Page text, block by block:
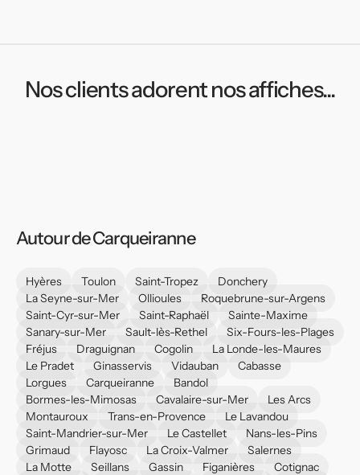
Nos clients adorent nos affiches...
Autour de Carqueiranne
Hyères Toulon Saint-Tropez
Donchery
La Seyne-sur-Mer
Ollioules
Roquebrune-sur-Argens
Saint-Cyr-sur-Mer
Saint-Raphaël
Sainte-Maxime
Sanary-sur-Mer
Sault-lès-Rethel
Six-Fours-les-Plages
Fréjus
Draguignan Cogolin
La Londe-les-Maures
Le Pradet
Ginasservis Vidauban
Cabasse
Lorgues
Carqueiranne
Bandol
Bormes-les-Mimosas
Cavalaire-sur-Mer
Les Arcs
Montauroux
Trans-en-Provence
Le Lavandou
Saint-Mandrier-sur-Mer
Le Castellet
Nans-les-Pins
Grimaud
Flayosc La Croix-Valmer
Salernes
La Motte
Seillans Gassin Figanières
Cotignac